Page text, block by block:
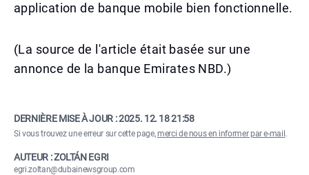
application de banque mobile bien fonctionnelle.
(La source de l'article était basée sur une
annonce de la banque Emirates NBD.)
DERNIÈRE MISE À JOUR :2025. 12. 18 21:58
Si vous trouvez une erreur sur cette page,merci de nous en informer par e-mail .
AUTEUR : ZOLTÁN EGRI
egri.zoltan@dubainewsgroup.com